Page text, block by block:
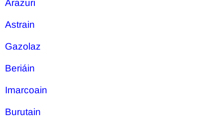
Arazuri
Astrain
Gazolaz
Beriáin
Imarcoain
Burutain